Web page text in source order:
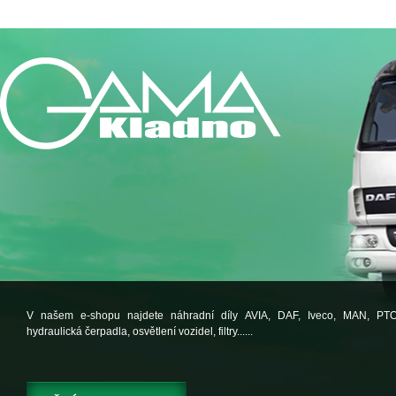
V našem e-shopu najdete náhradní díly AVIA, DAF, Iveco, MAN,
hydraulická čerpadla, osvětlení vozidel, filtry......